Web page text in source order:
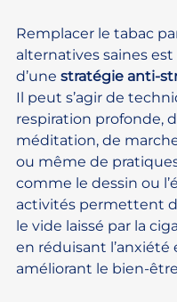
Remplacer le tabac
alternatives saines
d’une stratégie anti-
Il peut s’agir de
respiration profonde,
méditation, de
ou même de
comme le dessin ou
activités permettent
le vide laissé par la
en réduisant l’anxiété
améliorant le bien-